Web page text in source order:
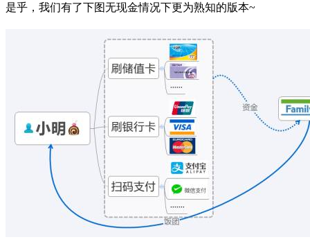
是乎，我们有了下图无现金情况下更为熟知的版本~